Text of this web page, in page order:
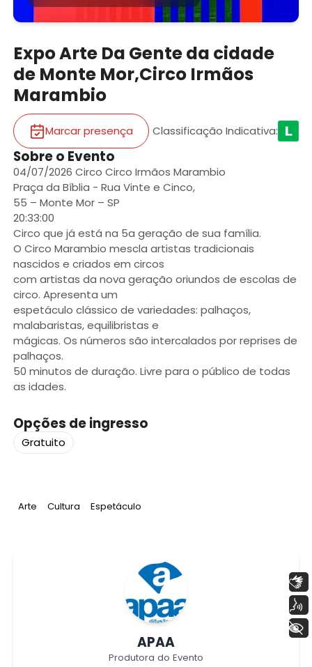
Expo Arte Da Gente da cidade
de Monte Mor,Circo Irmãos
Marambio
Marcar presença Classificação Indicativa:
Sobre o Evento
04/07/2026 Circo Circo Irmãos Marambio
Praça da Bíblia - Rua Vinte e Cinco,
55 – Monte Mor – SP
20:33:00
Circo que já está na 5a geração de sua família.
O Circo Marambio mescla artistas tradicionais
nascidos e criados em circos
com artistas da nova geração oriundos de escolas de
circo. Apresenta um
espetáculo clássico de variedades: palhaços,
malabaristas, equilibristas e
mágicas. Os números são intercalados por reprises de
palhaços.
50 minutos de duração. Livre para o público de todas
as idades.
Opções de ingresso
Gratuito
Tag:
Arte Tag:
Cultura Tag:
Espetáculo
APAA
Produtora do Evento